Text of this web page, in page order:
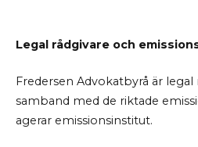
Legal rådgivare och
Fredersen Advokatbyrå är legal
samband med de riktade
agerar emissionsinstitut.